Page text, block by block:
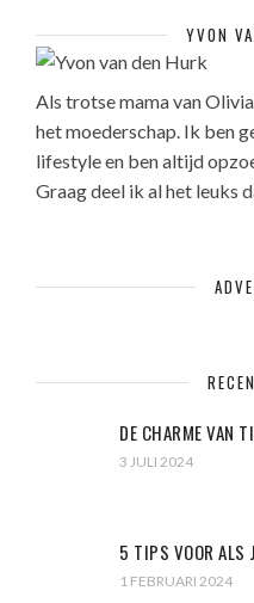
YVON
Als trotse mama van
het moederschap. Ik ben
lifestyle en ben altijd
Graag deel ik al het leuks
DE CHARME VAN
3 JULI 2024
5 TIPS VOOR ALS
1 FEBRUARI 2024